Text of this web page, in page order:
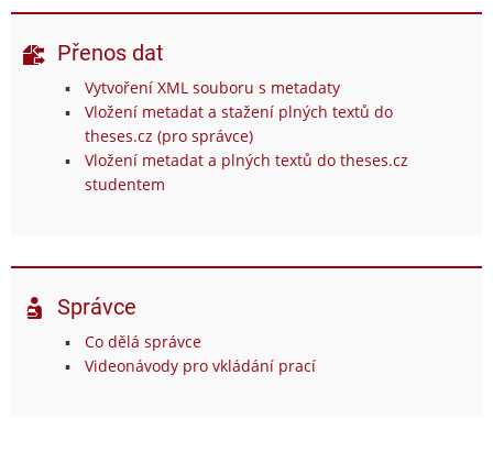
Přenos dat
Vytvoření XML souboru s metadaty
Vložení metadat a stažení plných textů do
theses.cz (pro správce)
Vložení metadat a plných textů do theses.cz
studentem
Správce
Co dělá správce
Videonávody pro vkládání prací